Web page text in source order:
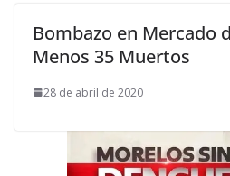
Bombazo en Mercado
Menos 35 Muertos
28 de abril de 2020